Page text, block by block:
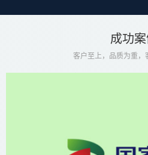
成功案
客户至上，品质为重，